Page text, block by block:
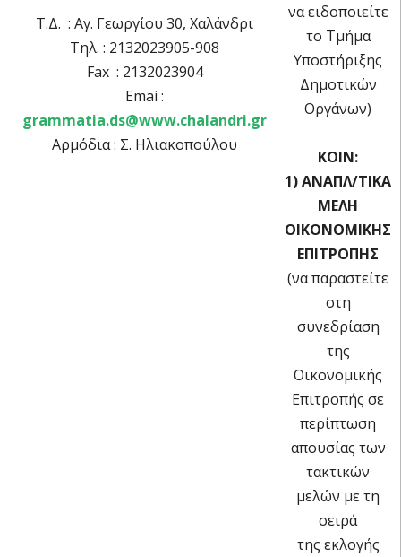
Τ.Δ. : Αγ. Γεωργίου 30, Χαλάνδρι
Τηλ. : 2132023905-908
Fax : 2132023904
Emai :
grammatia.ds@www.chalandri.gr
Αρμόδια : Σ. Ηλιακοπούλου
να ειδοποιείτε
το Τμήμα
Υποστήριξης
Δημοτικών
Οργάνων)
ΚΟΙΝ:
1) ΑΝΑΠΛ/ΤΙΚΑ
ΜΕΛΗ
ΟΙΚΟΝΟΜΙΚΗΣ
ΕΠΙΤΡΟΠΗΣ
(να παραστείτε
στη
συνεδρίαση
της
Οικονομικής
Επιτροπής σε
περίπτωση
απουσίας των
τακτικών
μελών με τη
σειρά
της εκλογής